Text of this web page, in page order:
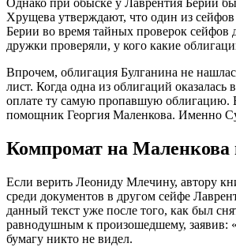
Однако при обыске у Лаврентия Берии
Хрущева утверждают, что один из
Берии во время тайных проверок
дружки проверяли, у кого какие
Впрочем, облигация Булганина не
лист. Когда одна из облигаций
оплате ту самую пропавшую облигацию.
помощник Георгия Маленкова. Именно
Компромат на Маленкова
Если верить Леониду Млечину, автору
среди документов в другом сейфе
данный текст уже после того, как был
равнодушным к произошедшему, заявив:
бумагу никто не видел.